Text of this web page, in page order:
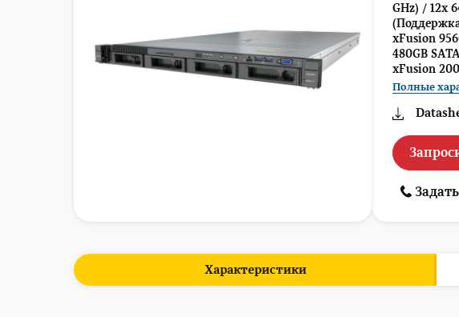
GHz) / 12x
xFusion
480GB
xFusion
Полные
Характеристики